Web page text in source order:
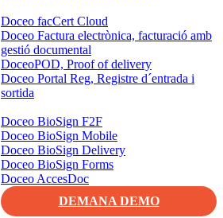
Doceo facCert Cloud
Doceo Factura electrònica, facturació amb
gestió documental
DoceoPOD, Proof of delivery
Doceo Portal Reg, Registre d´entrada i
sortida
Doceo BioSign F2F
Doceo BioSign Mobile
Doceo BioSign Delivery
Doceo BioSign Forms
Doceo AccesDoc
DEMANA DEMO